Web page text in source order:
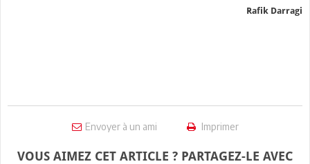
Rafik Darragi
Envoyer à un ami Imprimer
VOUS AIMEZ CET ARTICLE ? PARTAGEZ-LE AVEC